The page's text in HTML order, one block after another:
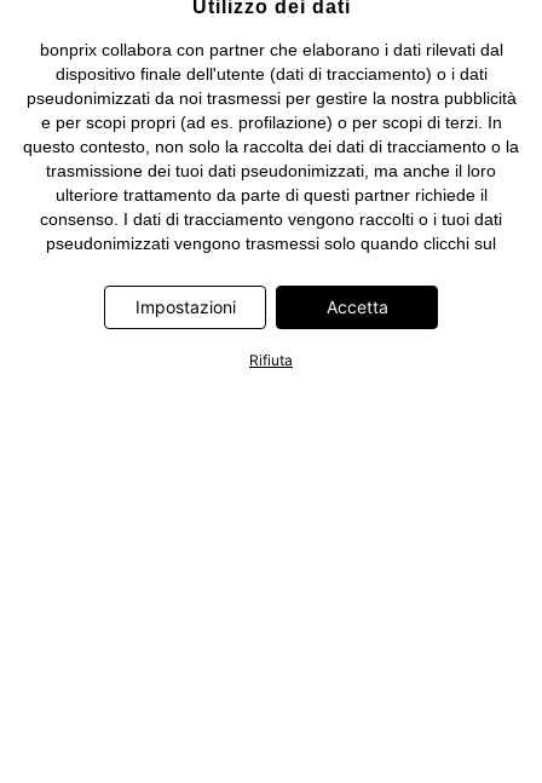
Utilizzo dei dati
bonprix collabora con partner che elaborano i dati rilevati dal
dispositivo finale dell'utente (dati di tracciamento) o i dati
pseudonimizzati da noi trasmessi per gestire la nostra pubblicità
e per scopi propri (ad es. profilazione) o per scopi di terzi. In
questo contesto, non solo la raccolta dei dati di tracciamento o la
trasmissione dei tuoi dati pseudonimizzati, ma anche il loro
ulteriore trattamento da parte di questi partner richiede il
consenso. I dati di tracciamento vengono raccolti o i tuoi dati
pseudonimizzati vengono trasmessi solo quando clicchi sul
seguenti società: Adjust GmbH, Criteo SA, Google Ireland
Limited, Hurra Communications GmbH, ID5 Technology Ltd,
Limited, Pinterest Europe Limited, RTB-House GmbH, TikTok
Impostazioni Accetta
Rifiuta